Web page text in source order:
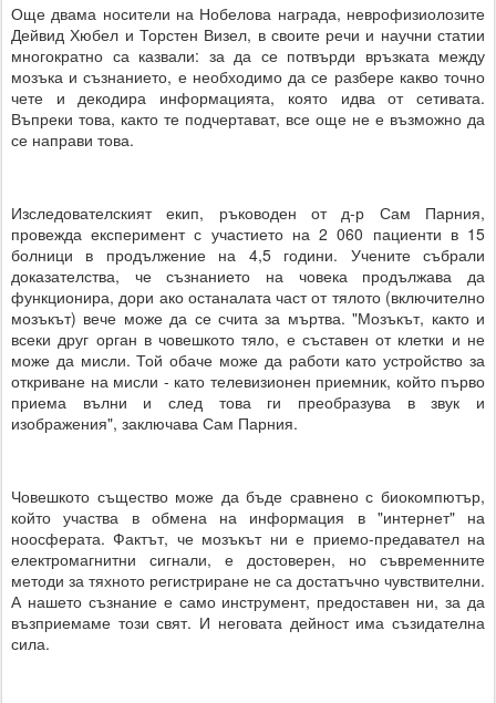
Още двама носители на Нобелова награда, неврофизиолозите
Дейвид Хюбел и Торстен Визел, в своите речи и научни статии
многократно са казвали: за да се потвърди връзката между
мозъка и съзнанието, е необходимо да се разбере какво точно
чете и декодира информацията, която идва от сетивата.
Въпреки това, както те подчертават, все още не е възможно да
се направи това.
Изследователският екип, ръководен от д-р Сам Парния,
провежда експеримент с участието на 2 060 пациенти в 15
болници в продължение на 4,5 години. Учените събрали
доказателства, че съзнанието на човека продължава да
функционира, дори ако останалата част от тялото (включително
мозъкът) вече може да се счита за мъртва. "Мозъкът, както и
всеки друг орган в човешкото тяло, е съставен от клетки и не
може да мисли. Той обаче може да работи като устройство за
откриване на мисли - като телевизионен приемник, който първо
приема вълни и след това ги преобразува в звук и
изображения", заключава Сам Парния.
Човешкото същество може да бъде сравнено с биокомпютър,
който участва в обмена на информация в "интернет" на
ноосферата. Фактът, че мозъкът ни е приемо-предавател на
електромагнитни сигнали, е достоверен, но съвременните
методи за тяхното регистриране не са достатъчно чувствителни.
А нашето съзнание е само инструмент, предоставен ни, за да
възприемаме този свят. И неговата дейност има съзидателна
сила.